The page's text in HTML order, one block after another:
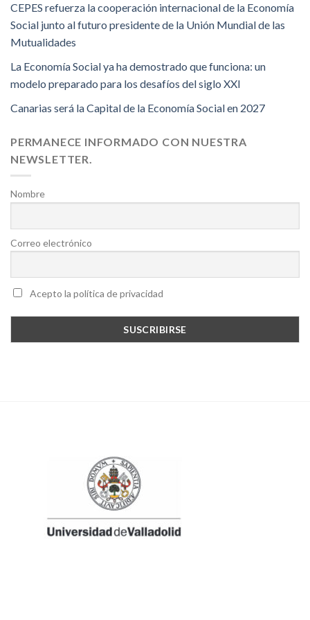
CEPES refuerza la cooperación internacional de la Economía
Social junto al futuro presidente de la Unión Mundial de las
Mutualidades
La Economía Social ya ha demostrado que funciona: un
modelo preparado para los desafíos del siglo XXI
Canarias será la Capital de la Economía Social en 2027
PERMANECE INFORMADO CON NUESTRA
NEWSLETTER.
Nombre
Correo electrónico
Acepto la política de privacidad